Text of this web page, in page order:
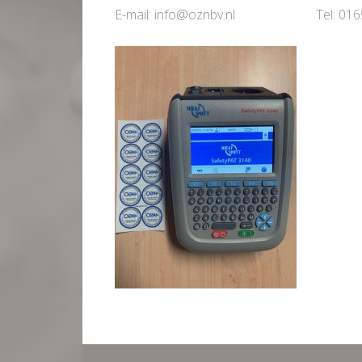
E-mail: info@oznbv.nl Tel: 0165-